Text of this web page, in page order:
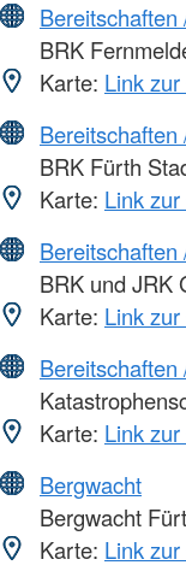
BRK
Karte: Link
BRK Fürth
Karte: Link
BRK und JRK
Karte: Link
Karte: Link
Bergwacht
Bergwacht
Karte: Link